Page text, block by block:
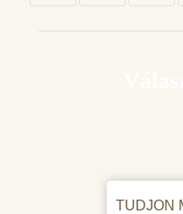
TUDJON